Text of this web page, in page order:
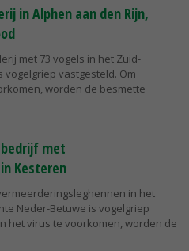
in Alphen aan den Rijn,
met 73 vogels in het Zuid-
vogelgriep vastgesteld. Om
worden de besmette
met
Kesteren
in het
Neder-Betuwe is vogelgriep
het virus te voorkomen, worden de